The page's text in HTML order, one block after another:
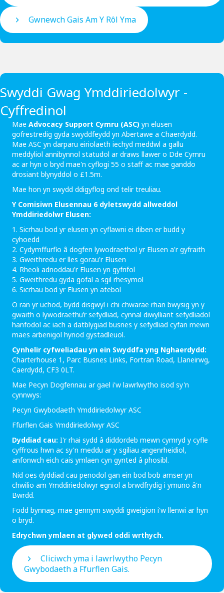
Gwnewch Gais Am Y Rôl Yma
Swyddi Gwag Ymddiriedolwyr -
Cyffredinol
Mae Advocacy Support Cymru (ASC) yn elusen
gofrestredig gyda swyddfeydd yn Abertawe a Chaerdydd.
Mae ASC yn darparu eiriolaeth iechyd meddwl a gallu
meddyliol annibynnol statudol ar draws llawer o Dde Cymru
ac ar hyn o bryd mae'n cyflogi 55 o staff ac mae ganddo
drosiant blynyddol o £1.5m.
Mae hon yn swydd ddigyflog ond telir treuliau.
Y Comisiwn Elusennau 6 dyletswydd allweddol
Ymddiriedolwr Elusen:
1. Sicrhau bod yr elusen yn cyflawni ei diben er budd y
cyhoedd
2. Cydymffurfio â dogfen lywodraethol yr Elusen a'r gyfraith
3. Gweithredu er lles gorau'r Elusen
4. Rheoli adnoddau'r Elusen yn gyfrifol
5. Gweithredu gyda gofal a sgil rhesymol
6. Sicrhau bod yr Elusen yn atebol
O ran yr uchod, bydd disgwyl i chi chwarae rhan bwysig yn y
gwaith o lywodraethu’r sefydliad, cynnal diwylliant sefydliadol
hanfodol ac iach a datblygiad busnes y sefydliad cyfan mewn
maes arbenigol hynod gystadleuol.
Cynhelir cyfweliadau yn ein Swyddfa yng Nghaerdydd:
Charterhouse 1, Parc Busnes Links, Fortran Road, Llaneirwg,
Caerdydd, CF3 0LT.
Mae Pecyn Dogfennau ar gael i'w lawrlwytho isod sy'n
cynnwys:
Pecyn Gwybodaeth Ymddiriedolwyr ASC
Ffurflen Gais Ymddiriedolwyr ASC
Dyddiad cau: I'r rhai sydd â diddordeb mewn cymryd y cyfle
cyffrous hwn ac sy'n meddu ar y sgiliau angenrheidiol,
anfonwch eich cais ymlaen cyn gynted â phosibl.
Nid oes dyddiad cau penodol gan ein bod bob amser yn
chwilio am Ymddiriedolwyr egnïol a brwdfrydig i ymuno â'n
Bwrdd.
Fodd bynnag, mae gennym swyddi gweigion i'w llenwi ar hyn
o bryd.
Edrychwn ymlaen at glywed oddi wrthych.
Cliciwch yma i lawrlwytho Pecyn
Gwybodaeth a Ffurflen Gais.